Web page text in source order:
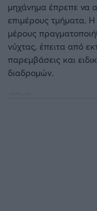
μηχάνημα έπρεπε να
επιμέρους τμήματα.
μέρους
νύχτας, έπειτα από
παρεμβάσεις και
διαδρομών.